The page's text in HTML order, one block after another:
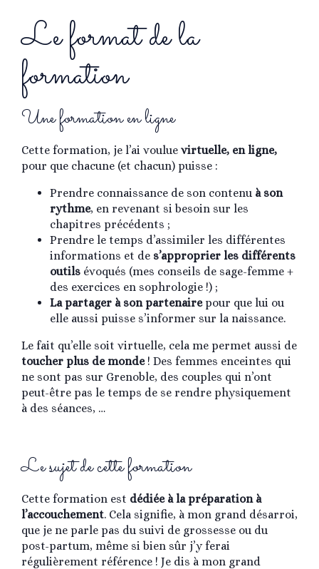
Le format de la
formation
Une formation en ligne
Cette formation, je l’ai voulue virtuelle, en ligne,
pour que chacune (et chacun) puisse :
Prendre connaissance de son contenu à son
rythme, en revenant si besoin sur les
chapitres précédents ;
Prendre le temps d’assimiler les différentes
informations et de s’approprier les différents
outils évoqués (mes conseils de sage-femme +
des exercices en sophrologie !) ;
La partager à son partenairepour que lui ou
elle aussi puisse s’informer sur la naissance.
Le fait qu’elle soit virtuelle, cela me permet aussi de
toucher plus de monde! Des femmes enceintes qui
ne sont pas sur Grenoble, des couples qui n’ont
peut-être pas le temps de se rendre physiquement
à des séances, …
Le sujet de cette formation
Cette formation est dédiée à la préparation à
l’accouchement. Cela signifie, à mon grand désarroi,
que je ne parle pas du suivi de grossesse ou du
post-partum, même si bien sûr j’y ferai
régulièrement référence ! Je dis à mon grand